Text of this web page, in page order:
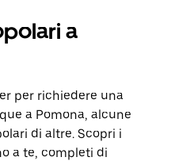
a
per richiedere una
a Pomona, alcune
di altre. Scopri i
a te, completi di